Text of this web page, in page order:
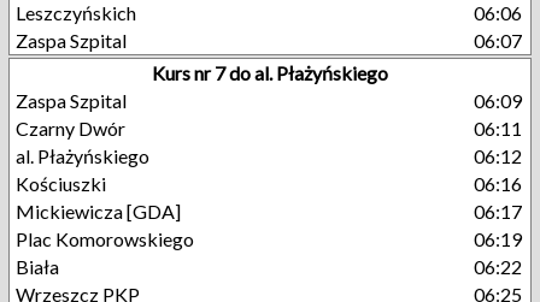
Leszczyńskich
06:06
Zaspa Szpital
06:07
Kurs nr 7 do al. Płażyńskiego
Zaspa Szpital
06:09
Czarny Dwór
06:11
al. Płażyńskiego
06:12
Kościuszki
06:16
Mickiewicza [GDA]
06:17
Plac Komorowskiego
06:19
Biała
06:22
Wrzeszcz PKP
06:25